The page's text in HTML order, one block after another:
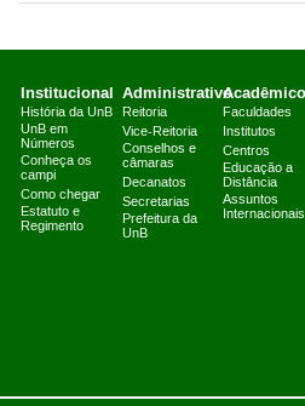
Institucional
História da UnB
UnB em
Números
Conheça os
campi
Como chegar
Estatuto e
Regimento
Administrativo
Reitoria
Vice-Reitoria
Conselhos e
câmaras
Decanatos
Secretarias
Prefeitura da
UnB
Acadêmico
Faculdades
Institutos
Centros
Educação a
Distância
Assuntos
Internacionais